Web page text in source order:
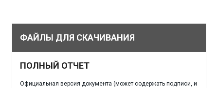
ФАЙЛЫ ДЛЯ СКАЧИВАНИЯ
ПОЛНЫЙ ОТЧЕТ
Официальная версия документа (может содержать подписи, и